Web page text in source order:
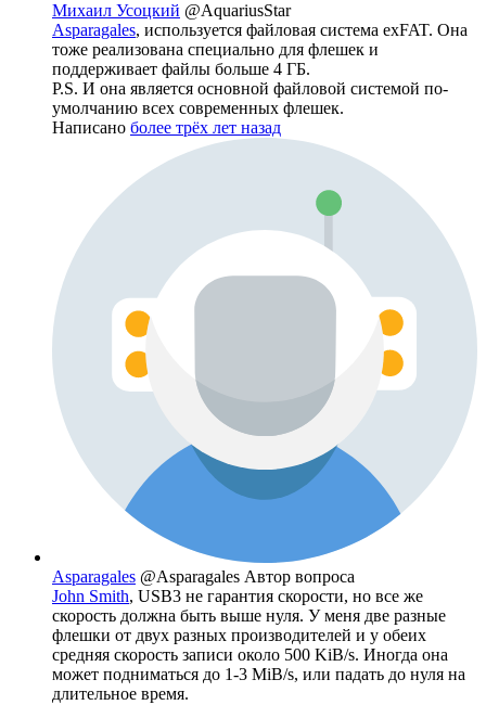
Михаил Усоцкий @AquariusStar
Asparagales, используется файловая система exFAT. Она
тоже реализована специально для флешек и
поддерживает файлы больше 4 ГБ.
P.S. И она является основной файловой системой по-
умолчанию всех современных флешек.
Написано более трёх лет назад
Asparagales @Asparagales Автор вопроса
John Smith, USB3 не гарантия скорости, но все же
скорость должна быть выше нуля. У меня две разные
флешки от двух разных производителей и у обеих
средняя скорость записи около 500 KiB/s. Иногда она
может подниматься до 1-3 MiB/s, или падать до нуля на
длительное время.